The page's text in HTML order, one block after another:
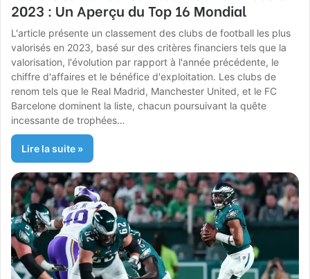
2023 : Un Aperçu du Top 16 Mondial
L'article présente un classement des clubs de football les plus
valorisés en 2023, basé sur des critères financiers tels que la
valorisation, l'évolution par rapport à l'année précédente, le
chiffre d'affaires et le bénéfice d'exploitation. Les clubs de
renom tels que le Real Madrid, Manchester United, et le FC
Barcelone dominent la liste, chacun poursuivant la quête
incessante de trophées…
Lire la suite »